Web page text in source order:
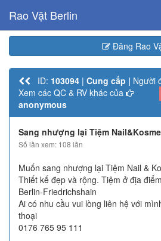
Rao Vặt Berlin
Đăng Rao
ID: 103094 | Cung cấp | Người
Xem các QC & RV khác của
anonymous
Sang nhượng lại Tiệm
Số lần xem: 108 lần
Muốn sang nhượng lại Tiệm Nail &
Thiết kế đẹp và rộng. Tiệm ở địa
Berlin-Friedrichshain
Ai có nhu cầu vui lòng liên hệ với
thoại
0176 765 95 111